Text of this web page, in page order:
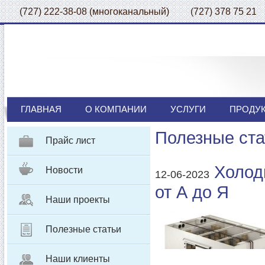
(727) 222-38-08 (многоканальный) (727) 378 75
ГЛАВНАЯ О КОМПАНИИ УСЛУГИ
Прайс лист
Новости
Наши проекты
Полезные статьи
Наши клиенты
Полезные
12-06-2023
от А до Я